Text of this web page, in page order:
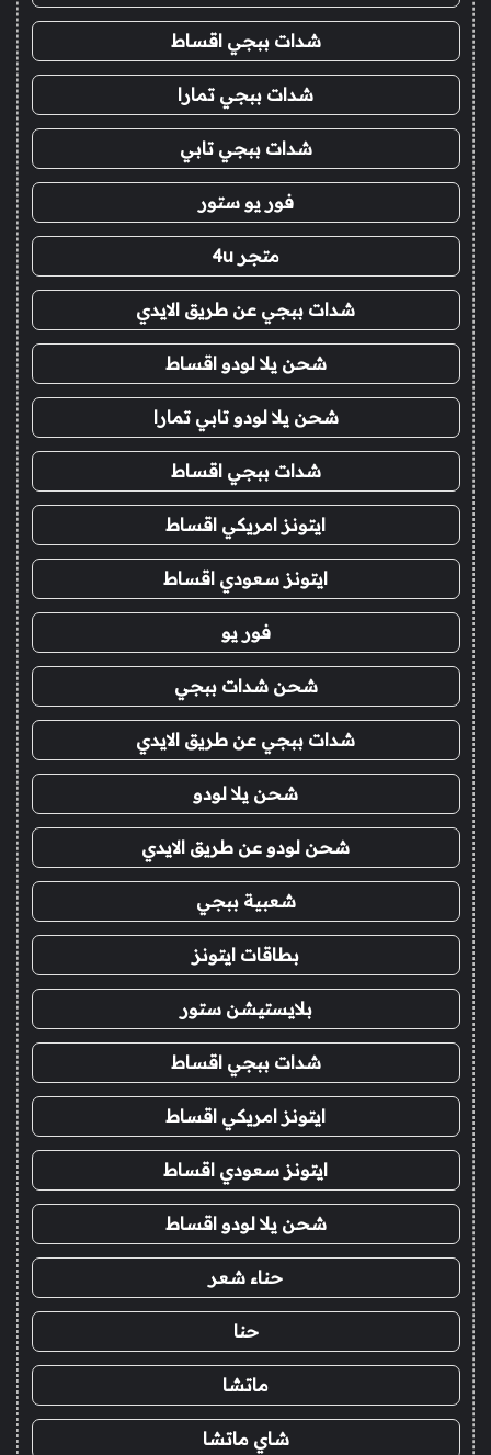
شدات ببجي اقساط
شدات ببجي تمارا
شدات ببجي تابي
فور يو ستور
متجر 4u
شدات ببجي عن طريق الايدي
شحن يلا لودو اقساط
شحن يلا لودو تابي تمارا
شدات ببجي اقساط
ايتونز امريكي اقساط
ايتونز سعودي اقساط
فور يو
شحن شدات ببجي
شدات ببجي عن طريق الايدي
شحن يلا لودو
شحن لودو عن طريق الايدي
شعبية ببجي
بطاقات ايتونز
بلايستيشن ستور
شدات ببجي اقساط
ايتونز امريكي اقساط
ايتونز سعودي اقساط
شحن يلا لودو اقساط
حناء شعر
حنا
ماتشا
شاي ماتشا